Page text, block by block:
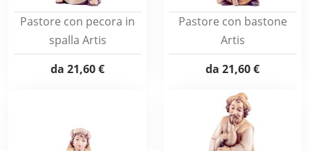
Pastore con pecora in
spalla Artis
da 21,60 €
Pastore con bastone
Artis
da 21,60 €